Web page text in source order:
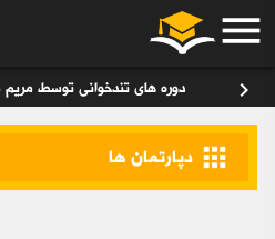
menu
chevron_right دوره های تندخوانی توسط
apps دپارتمان ها